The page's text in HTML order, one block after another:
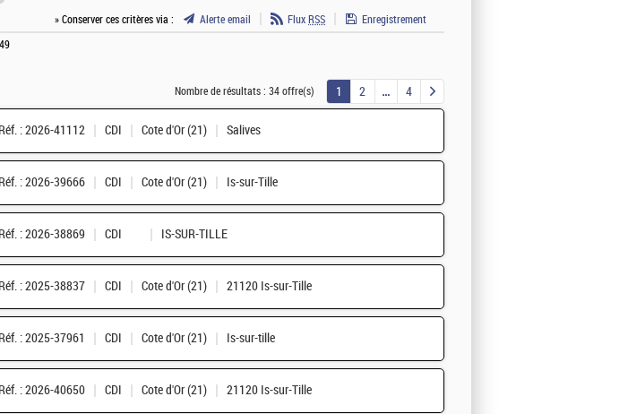
» Conserver ces critères via : Alerte email Flux RSS
Enregistrement
Nombre de résultats : 34 offre(s) 1 2 4
Réf. : 2026-41112 CDI Cote d'Or (21) Salives
Réf. : 2026-39666 CDI Cote d'Or (21) Is-sur-Tille
Réf. : 2026-38869 CDI IS-SUR-TILLE
Réf. : 2025-38837 CDI Cote d'Or (21) 21120 Is-sur-Tille
Réf. : 2025-37961 CDI Cote d'Or (21) Is-sur-tille
Réf. : 2026-40650 CDI Cote d'Or (21) 21120 Is-sur-Tille